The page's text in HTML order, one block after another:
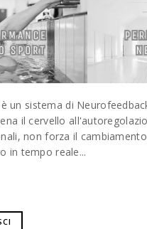
un sistema di
il cervello
non forza il
in tempo reale...